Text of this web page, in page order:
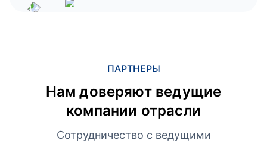
ПАРТНЕРЫ
Нам доверяют ведущие
компании отрасли
Сотрудничество с ведущими